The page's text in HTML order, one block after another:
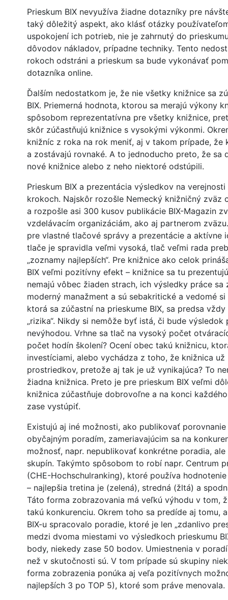
Prieskum BIX nevyužíva žiadne dotazníky pre
taký dôležitý aspekt, ako klásť otázky
uspokojení ich potrieb, nie je zahrnutý do
dôvodov nákladov, prípadne techniky. Tento
rokoch odstráni a prieskum sa bude vykonávať
dotazníka online.
Ďalším nedostatkom je, že nie všetky knižnice sa
BIX. Priemerná hodnota, ktorou sa merajú výkony
spôsobom reprezentatívna pre všetky knižnice,
skôr zúčastňujú knižnice s vysokými výkonmi.
knižníc z roka na rok meniť, aj v takom prípade, že
a zostávajú rovnaké. A to jednoducho preto, že sa
nové knižnice alebo z neho niektoré odstúpili.
Prieskum BIX a prezentácia výsledkov na
krokoch. Najskôr rozošle Nemecký knižničný zväz
a rozpošle asi 300 kusov publikácie BIX-Magazin
vzdelávacím organizáciám, ako aj partnerom
pre vlastné tlačové správy a prezentácie a aktívne
tlače je spravidla veľmi vysoká, tlač veľmi rada
„zoznamy najlepších“. Pre knižnice ako celok
BIX veľmi pozitívny efekt – knižnice sa tu
nemajú vôbec žiaden strach, ich výsledky práce
moderný manažment a sú sebakritické a vedomé
ktorá sa zúčastní na prieskume BIX, sa predsa
„rizika“. Nikdy si nemôže byť istá, či bude
nevýhodou. Vrhne sa tlač na vysoký počet
počet hodín školení? Ocení obec takú knižnicu,
investíciami, alebo vychádza z toho, že knižnica
prostriedkov, pretože aj tak je už vynikajúca? To
žiadna knižnica. Preto je pre prieskum BIX veľmi
knižnica zúčastňuje dobrovoľne a na konci
zase vystúpiť.
Existujú aj iné možnosti, ako publikovať
obyčajným poradím, zameriavajúcim sa na
možnosť, napr. nepublikovať konkrétne poradia,
skupín. Takýmto spôsobom to robí napr. Centrum
(CHE-Hochschulranking), ktoré používa
– najlepšia tretina je (zelená), stredná (žltá) a
Táto forma zobrazovania má veľkú výhodu v tom,
takú konkurenciu. Okrem toho sa predíde aj tomu,
BIX-u spracovalo poradie, ktoré je len „zdanlivo
medzi dvoma miestami vo výsledkoch prieskumu
body, niekedy zase 50 bodov. Umiestnenia v
než v skutočnosti sú. V tom prípade sú skupiny
forma zobrazenia ponúka aj veľa pozitívnych
najlepších 3 po TOP 5), ktoré som práve menovala.